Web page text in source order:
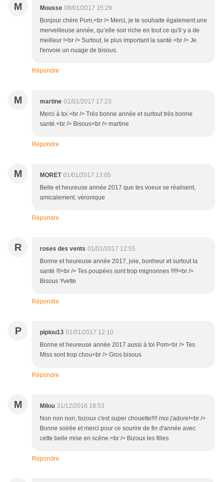
M Mousse 09/01/2017 15:29
Bonjour chère Pom,<br /> Merci, je te souhaite également une
merveilleuse année, qu’elle soir riche en tout ce qu'il y a de
meilleur !<br /> Surtout, le plus important la santé.<br /> Je
t'envoie un nuage de bisous.
Répondre
M martine 01/01/2017 17:23
Merci à toi.<br /> Très bonne année et surtout très bonne
santé.<br /> Bisous<br /> martine
Répondre
M MORET 01/01/2017 13:05
Belle et heureuse année 2017 que tes voeux se réalisent,
amicalement, véronique
Répondre
R roses des vents 01/01/2017 12:55
Bonne et heureuse année 2017, joie, bonheur et surtout la
santé !!!<br /> Tes poupées sont trop mignonnes !!!!!<br />
Bisous Yvette
Répondre
P pipiou13 01/01/2017 12:10
Bonne et heureuse année 2017 aussi à toi Pom<br /> Tes
Miss sont trop chou<br /> Gros bisous
Répondre
M Milou 31/12/2016 18:53
Non non non, bizoux c'est super chouette!!!! moi j'adore!<br />
Bonne soirée et merci pour ce sourire de fin d'année avec
cette belle mise en scène.<br /> Bizoux les filles
Répondre